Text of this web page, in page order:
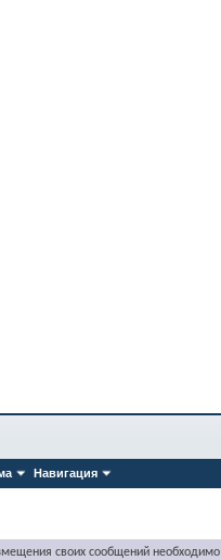
Навигация
своих сообщений необходимо